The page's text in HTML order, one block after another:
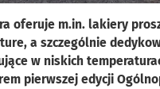
oferuje m.in. lakiery
a szczególnie
w niskich
pierwszej edycji